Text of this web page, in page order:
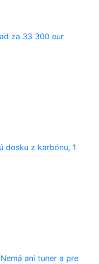
za 33 300 eur
dosku z karbónu, 1
ani tuner a pre